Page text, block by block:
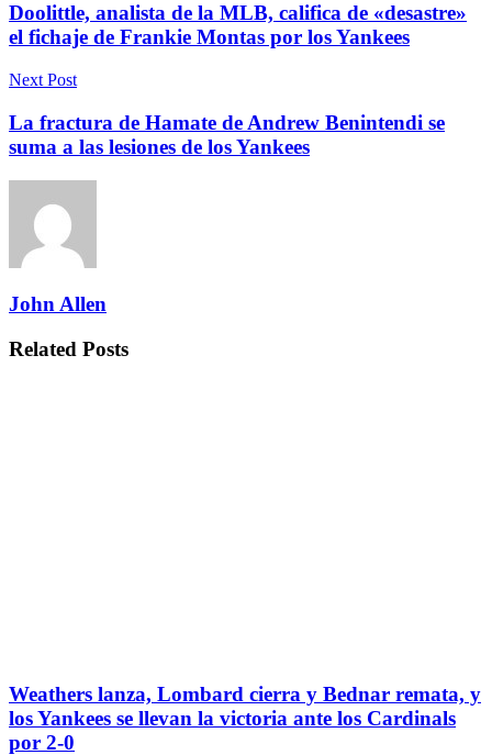
Doolittle, analista de la MLB, califica de «desastre»
el fichaje de Frankie Montas por los Yankees
Next Post
La fractura de Hamate de Andrew Benintendi se
suma a las lesiones de los Yankees
John Allen
Related Posts
Weathers lanza, Lombard cierra y Bednar remata, y
los Yankees se llevan la victoria ante los Cardinals
por 2-0